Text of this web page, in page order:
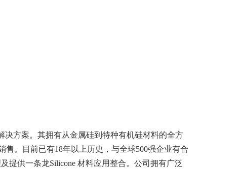
方案。其拥有从金属硅到特种有机硅材料的全方
。目前已有18年以上历史，与全球500强企业有合
提供一条龙Silicone 材料应用整合。公司拥有广泛